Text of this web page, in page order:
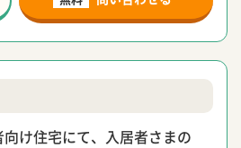
け住宅にて、入居者さまの